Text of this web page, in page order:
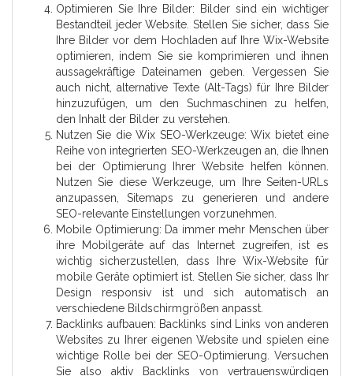
Optimieren Sie Ihre Bilder: Bilder sind ein wichtiger
Bestandteil jeder Website. Stellen Sie sicher, dass Sie
Ihre Bilder vor dem Hochladen auf Ihre Wix-Website
optimieren, indem Sie sie komprimieren und ihnen
aussagekräftige Dateinamen geben. Vergessen Sie
auch nicht, alternative Texte (Alt-Tags) für Ihre Bilder
hinzuzufügen, um den Suchmaschinen zu helfen,
den Inhalt der Bilder zu verstehen.
Nutzen Sie die Wix SEO-Werkzeuge: Wix bietet eine
Reihe von integrierten SEO-Werkzeugen an, die Ihnen
bei der Optimierung Ihrer Website helfen können.
Nutzen Sie diese Werkzeuge, um Ihre Seiten-URLs
anzupassen, Sitemaps zu generieren und andere
SEO-relevante Einstellungen vorzunehmen.
Mobile Optimierung: Da immer mehr Menschen über
ihre Mobilgeräte auf das Internet zugreifen, ist es
wichtig sicherzustellen, dass Ihre Wix-Website für
mobile Geräte optimiert ist. Stellen Sie sicher, dass Ihr
Design responsiv ist und sich automatisch an
verschiedene Bildschirmgrößen anpasst.
Backlinks aufbauen: Backlinks sind Links von anderen
Websites zu Ihrer eigenen Website und spielen eine
wichtige Rolle bei der SEO-Optimierung. Versuchen
Sie also aktiv Backlinks von vertrauenswürdigen